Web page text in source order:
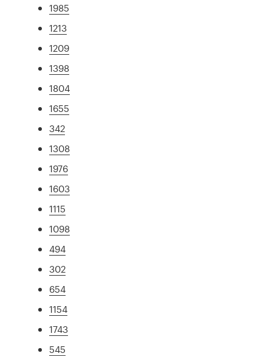
1985
1213
1209
1398
1804
1655
342
1308
1976
1603
1115
1098
494
302
654
1154
1743
545